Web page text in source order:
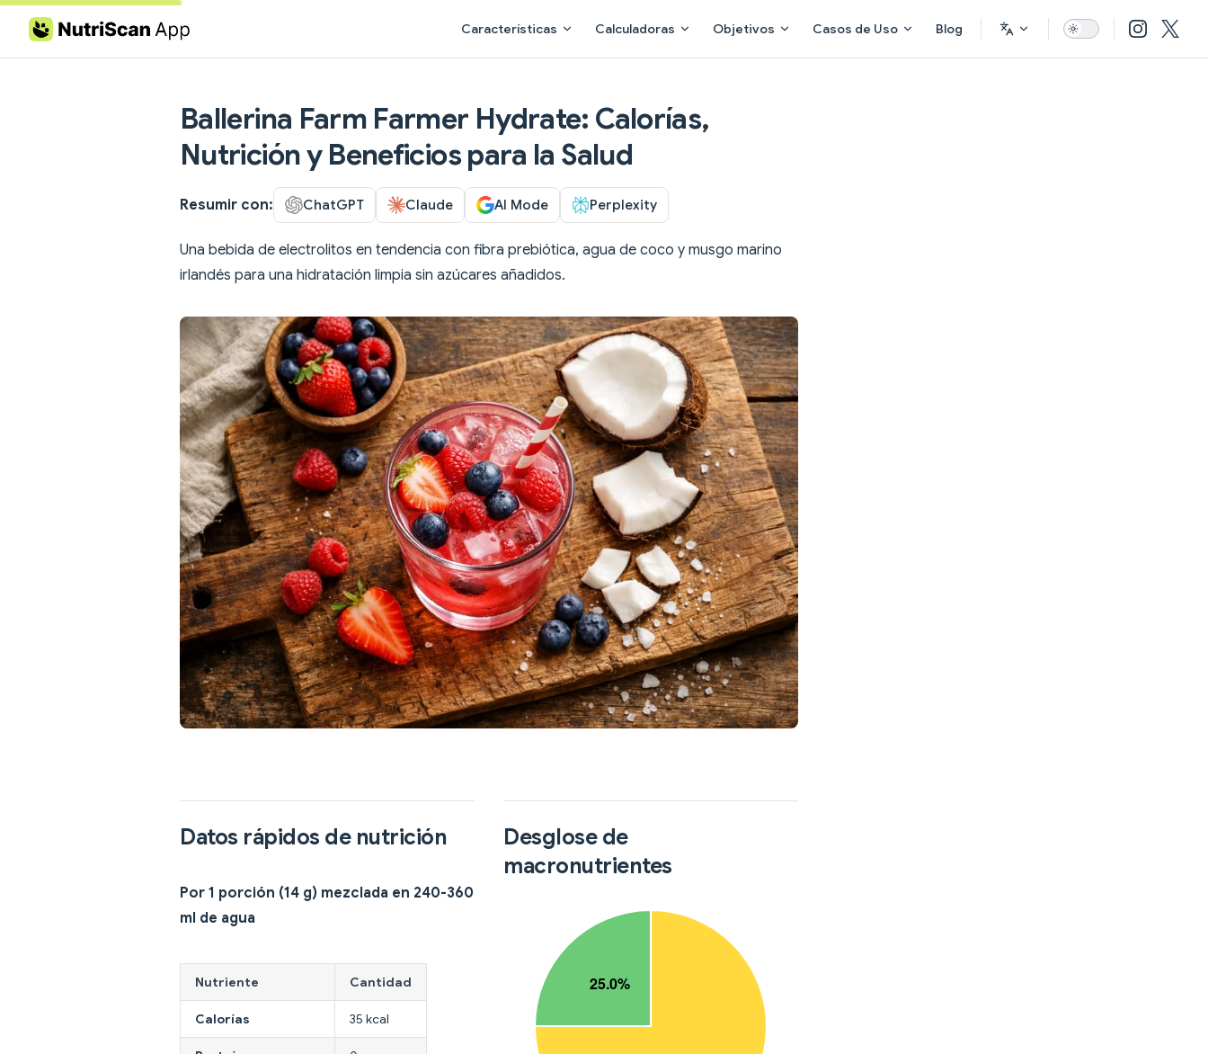
Skip to content Características Calculadoras Objetivos Casos de Uso Blog
Ballerina Farm Farmer Hydrate: Calorías,
Nutrición y Beneficios para la Salud
Resumir con: ChatGPT Claude AI Mode Perplexity
Una bebida de electrolitos en tendencia con fibra prebiótica, agua de coco y musgo marino
irlandés para una hidratación limpia sin azúcares añadidos.
Datos rápidos de nutrición
Por 1 porción (14 g) mezclada en 240-360
ml de agua
Nutriente Cantidad
Calorías 35 kcal
Desglose de
macronutrientes